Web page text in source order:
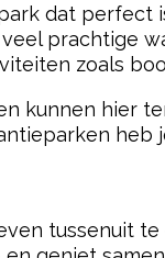
dat perfect
prachtige
zoals
kunnen hier
tussenuit